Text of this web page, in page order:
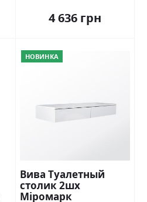
4 636 грн
НОВИНКА
Вива Туалетный
столик 2шх
Міромарк